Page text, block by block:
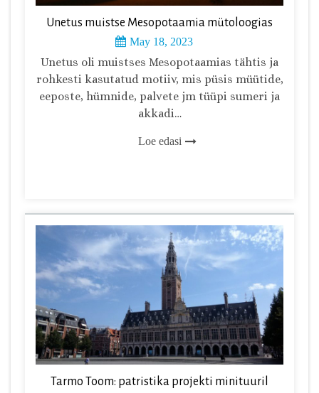
Unetus muistse Mesopotaamia mütoloogias
May 18, 2023
Unetus oli muistses Mesopotaamias tähtis ja
rohkesti kasutatud motiiv, mis püsis müütide,
eeposte, hümnide, palvete jm tüüpi sumeri ja
akkadi…
Loe edasi
Tarmo Toom: patristika projekti minituuril